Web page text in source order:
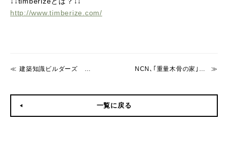
http://www.timberize.com/
建築知識ビルダーズ 創刊号 NCN､｢重量木骨の家｣ホームページ 大幅リニューアルオープン！
一覧に戻る